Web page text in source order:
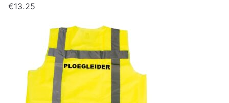
€13.25